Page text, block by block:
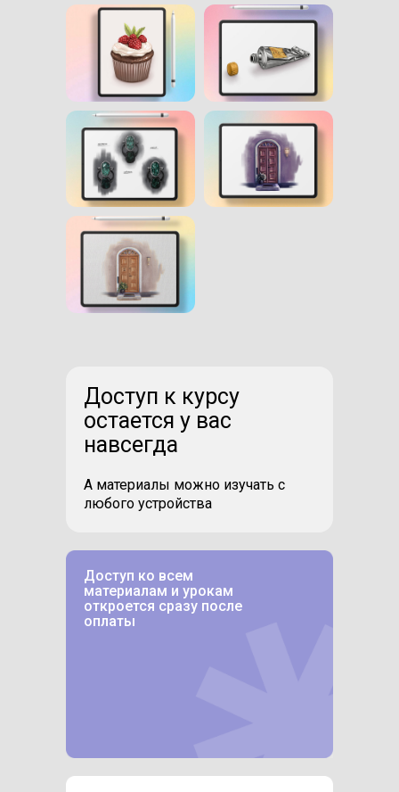
Доступ к курсу
остается у вас
навсегда
А материалы можно изучать с
любого устройства
Доступ ко всем
материалам и урокам
откроется сразу после
оплаты